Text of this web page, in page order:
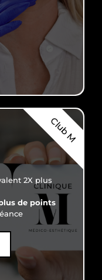
Club M
2X plus
de points